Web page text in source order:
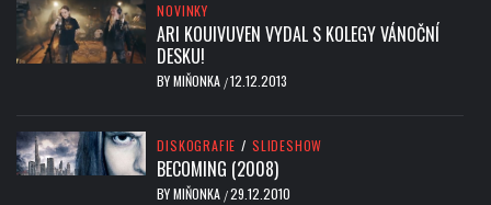
NOVINKY
ARI KOUIVUVEN VYDAL S KOLEGY VÁNOČNÍ
DESKU!
BYMIŇONKA /12.12.2013
DISKOGRAFIE / SLIDESHOW
BECOMING (2008)
BYMIŇONKA /29.12.2010